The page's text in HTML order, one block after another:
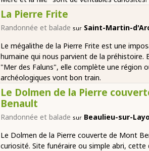
La Pierre Frite
Randonnée et balade sur Saint-Martin-
Le mégalithe de la Pierre Frite est une
humaine qui nous parvient de la préhistoire.
"Mer des Faluns", elle complète une région
archéologiques vont bon train.
Le Dolmen de la Pierre
Benault
Randonnée et balade sur Beaulieu-sur-
Le Dolmen de la Pierre couverte de Mont
curiosité. Site funéraire ou simple abri,